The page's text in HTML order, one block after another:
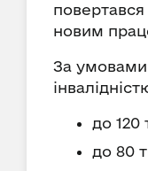
новим
За умовами
до 120
до 80